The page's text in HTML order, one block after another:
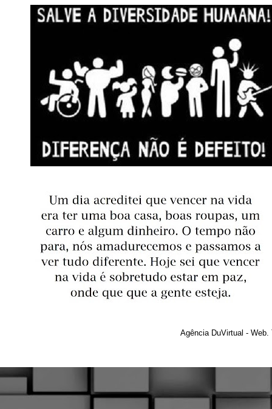
Agência DuVirtual -